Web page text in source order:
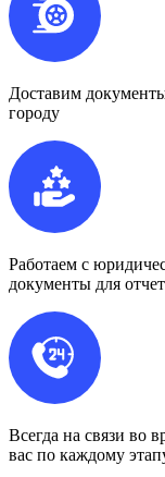
Доставим
городу
Работаем с
документы для
Всегда на связи во
вас по каждому